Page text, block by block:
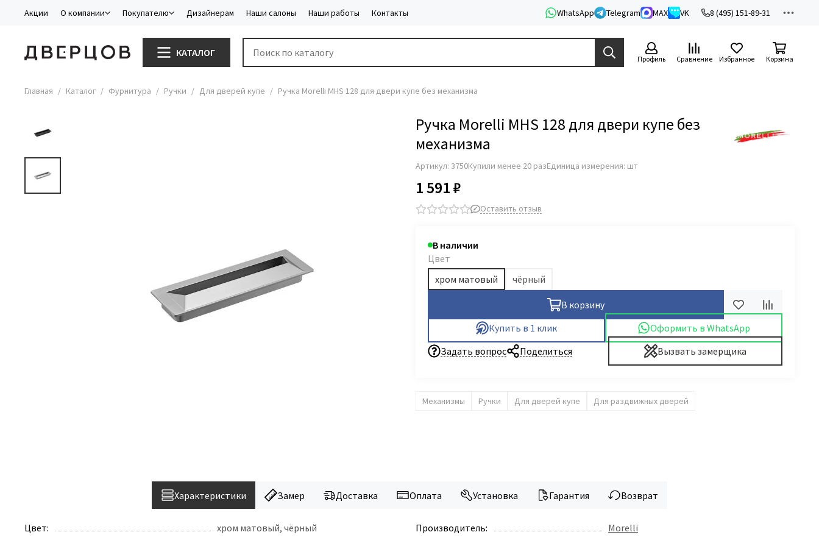
Акции О компании Покупателю Дизайнерам Наши салоны Наши работы Контакты WhatsApp Telegram MAX VK 8 (495) 151-89-31
КАТАЛОГ
Профиль Сравнение Избранное Корзина
Главная Каталог Фурнитура Ручки Для дверей купе Ручка Morelli MHS 128 для двери купе без механизма
Ручка Morelli MHS 128 для двери купе без
механизма
Артикул: 3750Купили менее 20 разЕдиница измерения: шт
1 591 ₽
Оставить отзыв
В наличии
Цвет
хром матовый
чёрный
В корзину
Купить в 1 клик
Оформить в WhatsApp
Вызвать замерщика
Задать вопрос Поделиться
Механизмы Ручки Для дверей купе Для раздвижных дверей
Характеристики Замер Доставка Оплата Установка Гарантия Возврат
Цвет:
хром матовый, чёрный
Производитель: Morelli